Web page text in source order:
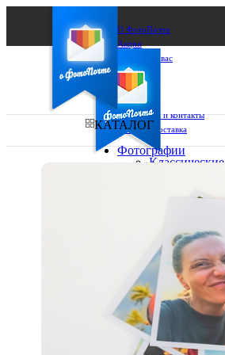
О ФотоПочте
Акции
Сделаем за вас
Бизнесу
FAQ
Франшиза
Поддержка и контакты
Оплата и доставка
Выберите из списка:
КАТАЛОГ
Фотографии
Классические
10х15
15х15
15х20
20х20
20х30
30х30
30х40
Фото
в